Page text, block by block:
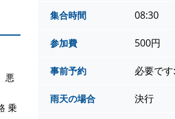
悪
乗
集合時間 08:30
参加費 500円
事前予約 必要で
雨天の場合 決行